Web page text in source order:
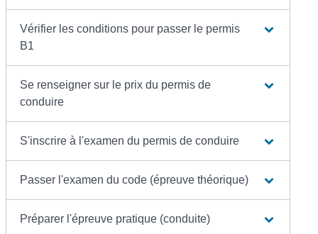
Vérifier les conditions pour passer le permis
B1
Se renseigner sur le prix du permis de
conduire
S'inscrire à l'examen du permis de conduire
Passer l'examen du code (épreuve théorique)
Préparer l'épreuve pratique (conduite)